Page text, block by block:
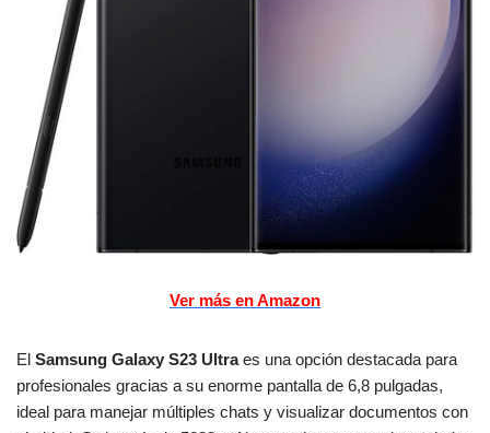
Ver más en Amazon
El Samsung Galaxy S23 Ultraes una opción destacada para
profesionales gracias a su enorme pantalla de 6,8 pulgadas,
ideal para manejar múltiples chats y visualizar documentos con